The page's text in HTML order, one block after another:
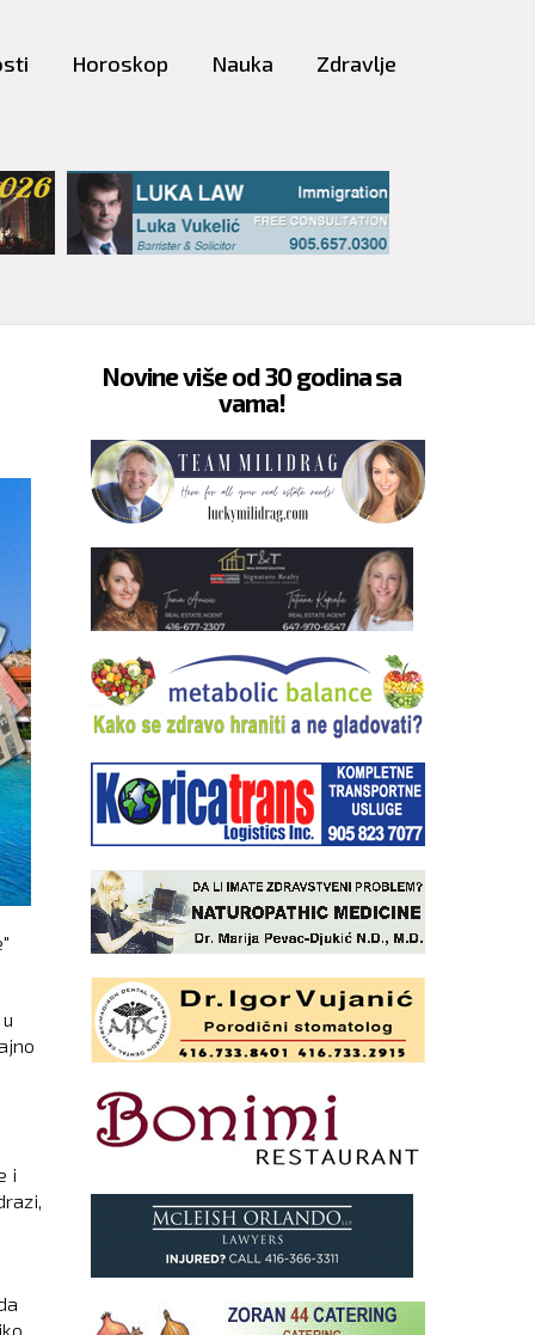
Horoskop Nauka Zdravlje
i
Novine više od 30 godina sa
vama!